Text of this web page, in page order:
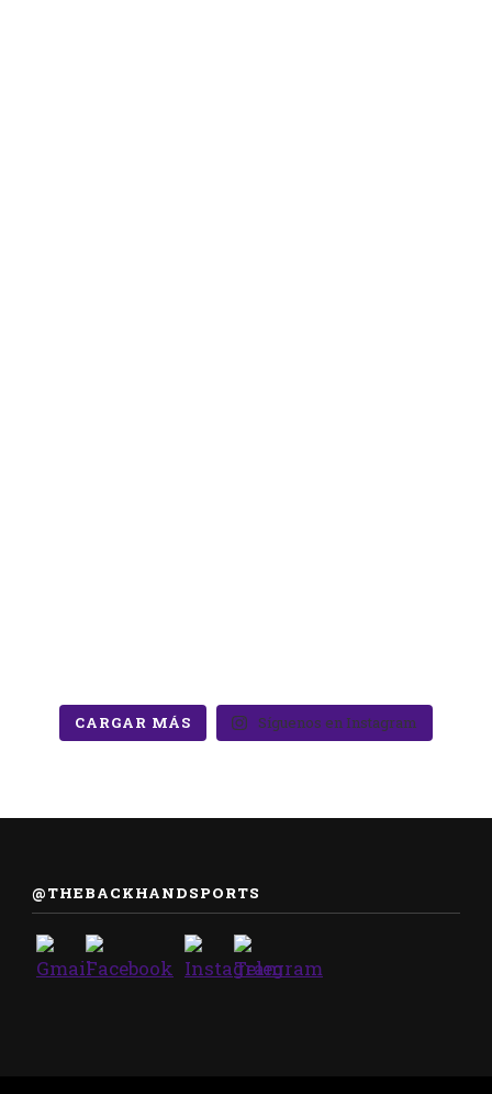
CARGAR MÁS Síguenos en Instagram
@THEBACKHANDSPORTS